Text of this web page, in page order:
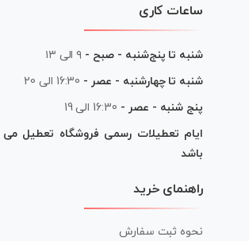
ساعات کاری
شنبه تا پنج‌شنبه - صبح - ۹ الی ۱۳
شنبه تا چهارشنبه - عصر - 16:30 الی 20
پنج شنبه - عصر - 16:30 الی 19
ایام تعطیلات رسمی فروشگاه تعطیل می
باشد
راهنمای خرید
نحوه ثبت سفارش